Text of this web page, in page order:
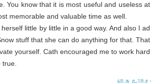
You know that it is most useful and useless at
memorable and valuable time as well.
little by little in a good way. And also I ad
stuff that she can do anything for that. That
yourself. Cath encouraged me to work hard